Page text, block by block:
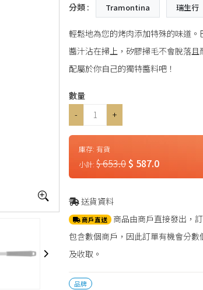
分類 : Tramontina 瑞生行
輕鬆地為您的烤肉添加特殊的味道。
醬汁沾在掃上，矽膠掃毛不會脫落
配屬於你自己的獨特醬料吧！
數量
-
+
庫存:有貨
小計:$ 653.0$ 587.0
送貨資料
商戶直送 商品由商戶直接發出，
包含數個商戶，因此訂單有機會分數
及收取。
品牌